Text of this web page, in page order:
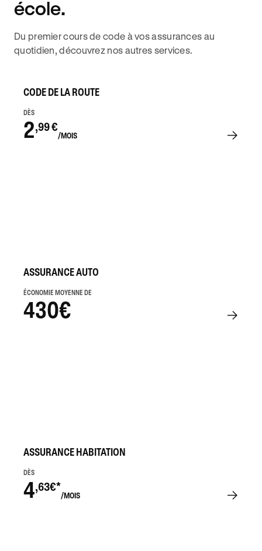
école.
Du premier cours de code à vos assurances au
quotidien, découvrez nos autres services.
CODE DE LA ROUTE
DÈS
2,99 €
/MOIS
ASSURANCE AUTO
ÉCONOMIE MOYENNE DE
430€
ASSURANCE HABITATION
DÈS
4,63€*
/MOIS